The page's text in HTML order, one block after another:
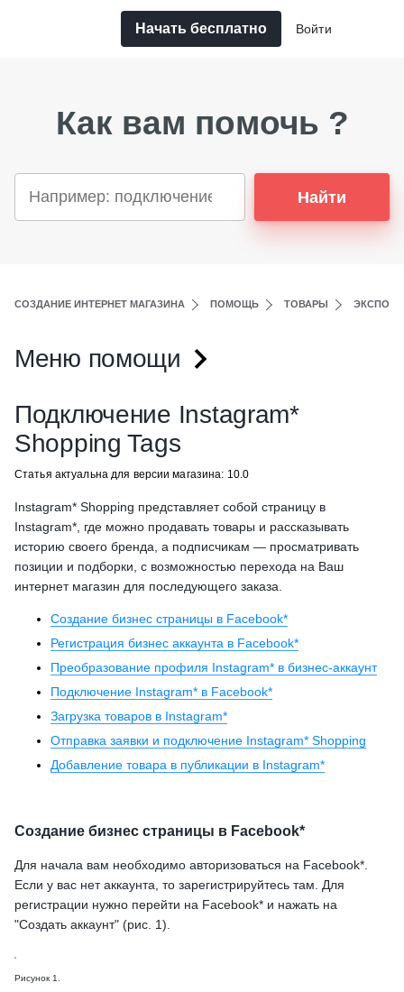
Начать бесплатно Войти
Как вам помочь ?
Найти
СОЗДАНИЕ ИНТЕРНЕТ МАГАЗИНА ПОМОЩЬ ТОВАРЫ
Меню помощи
Подключение Instagram*
Shopping Tags
Статья актуальна для версии магазина: 10.0
Instagram* Shopping представляет собой страницу в
Instagram*, где можно продавать товары и рассказывать
историю своего бренда, а подписчикам — просматривать
позиции и подборки, с возможностью перехода на Ваш
интернет магазин для последующего заказа.
Создание бизнес страницы в Facebook*
Регистрация бизнес аккаунта в Facebook*
Преобразование профиля Instagram* в бизнес-аккаунт
Подключение Instagram* в Facebook*
Загрузка товаров в Instagram*
Отправка заявки и подключение Instagram* Shopping
Добавление товара в публикации в Instagram*
Создание бизнес страницы в Facebook*
Для начала вам необходимо авторизоваться на Facebook*.
Если у вас нет аккаунта, то зарегистрируйтесь там. Для
регистрации нужно перейти на Facebook* и нажать на
"Создать аккаунт" (рис. 1).
Рисунок 1.